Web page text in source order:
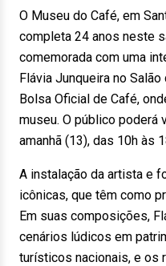
O Museu do Café, em
completa 24 anos neste
comemorada com uma
Flávia Junqueira no
Bolsa Oficial de Café,
museu. O público poderá
amanhã (13), das 10h às
A instalação da artista e
icônicas, que têm como
Em suas composições,
cenários lúdicos em
turísticos nacionais, e os